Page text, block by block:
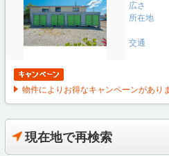
広さ
所在地
交通
物件によりお得なキャンペーンがあり
現在地で再検索